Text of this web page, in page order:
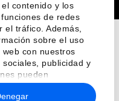
contenido y los
de redes
el tráfico. Además,
sobre el uso
con nuestros
publicidad y
pueden
información que les
o que hayan